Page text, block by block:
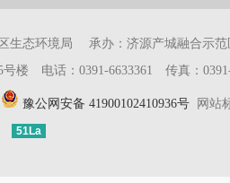
区生态环境局 承办：济源产城融合
楼 电话：0391-6633361 传真：
豫公网安备 41900102410936号 网站
51La